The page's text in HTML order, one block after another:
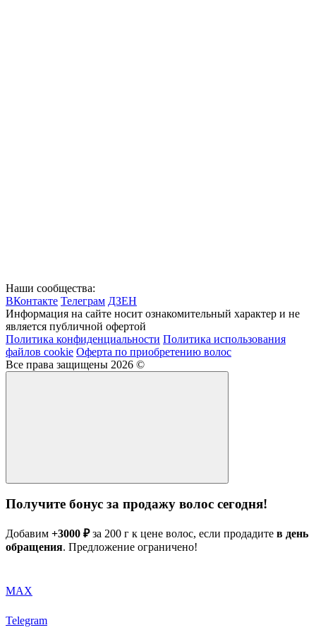
Наши сообщества:
ВКонтакте Телеграм ДЗЕН
Информация на сайте носит ознакомительный характер и не
является публичной офертой
Политика конфиденциальности Политика использования
файлов cookie Оферта по приобретению волос
Все права защищены 2026 ©
Получите бонус за продажу волос сегодня!
Добавим +3000 ₽за 200 г к цене волос, если продадите в день
обращения. Предложение ограничено!
MAX
Telegram